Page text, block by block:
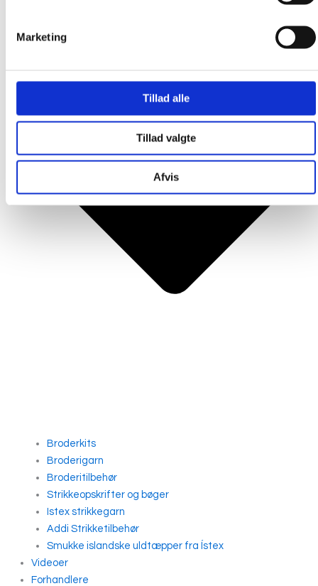
Marketing
Tillad alle
Tillad valgte
Afvis
Broderkits
Broderigarn
Broderitilbehør
Strikkeopskrifter og bøger
Istex strikkegarn
Addi Strikketilbehør
Smukke islandske uldtæpper fra Ístex
Videoer
Forhandlere